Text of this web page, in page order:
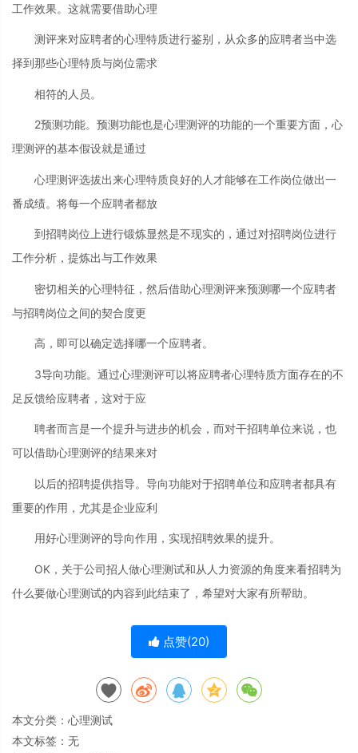
工作效果。这就需要借助心理
测评来对应聘者的心理特质进行鉴别，从众多的应聘者当中选
择到那些心理特质与岗位需求
相符的人员。
2预测功能。预测功能也是心理测评的功能的一个重要方面，心
理测评的基本假设就是通过
心理测评选拔出来心理特质良好的人才能够在工作岗位做出一
番成绩。将每一个应聘者都放
到招聘岗位上进行锻炼显然是不现实的，通过对招聘岗位进行
工作分析，提炼出与工作效果
密切相关的心理特征，然后借助心理测评来预测哪一个应聘者
与招聘岗位之间的契合度更
高，即可以确定选择哪一个应聘者。
3导向功能。通过心理测评可以将应聘者心理特质方面存在的不
足反馈给应聘者，这对于应
聘者而言是一个提升与进步的机会，而对干招聘单位来说，也
可以借助心理测评的结果来对
以后的招聘提供指导。导向功能对于招聘单位和应聘者都具有
重要的作用，尤其是企业应利
用好心理测评的导向作用，实现招聘效果的提升。
OK，关于公司招人做心理测试和从人力资源的角度来看招聘为
什么要做心理测试的内容到此结束了，希望对大家有所帮助。
点赞(20)
本文分类： 心理测试
本文标签：无